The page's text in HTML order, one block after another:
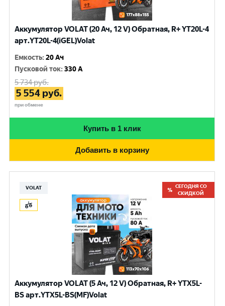
Аккумулятор VOLAT (20 Ач, 12 V) Обратная, R+ YT20L-4
арт.YT20L-4(iGEL)Volat
Емкость:20 Ач
Пусковой ток:330 A
5 734руб.
5 554 руб.
при обмене
Купить в 1 клик
Добавить в корзину
VOLAT
СЕГОДНЯ СО
СКИДКОЙ
Аккумулятор VOLAT (5 Ач, 12 V) Обратная, R+ YTX5L-
BS арт.YTX5L-BS(MF)Volat